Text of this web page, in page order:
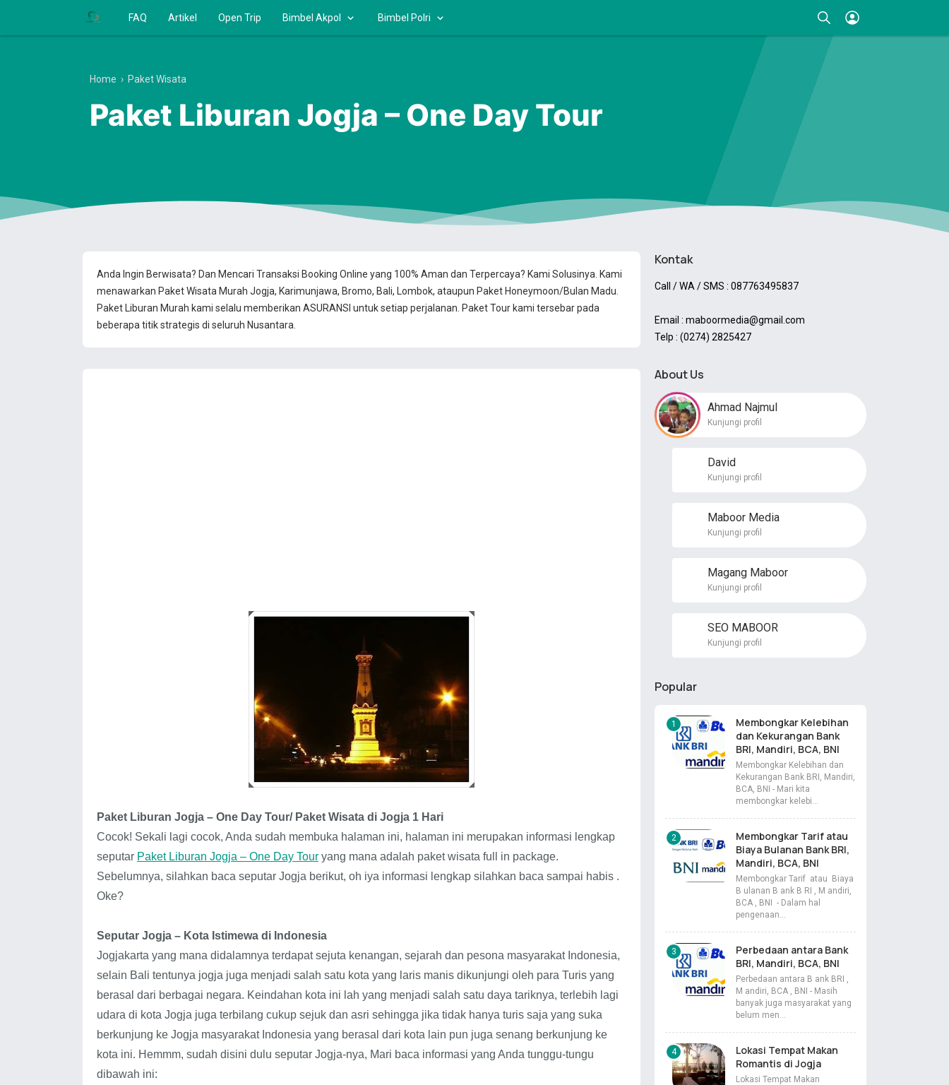
FAQ Artikel Open Trip Bimbel Akpol Bimbel Polri
Anda Ingin Berwisata? Dan Mencari Transaksi Booking Online yang 100% Aman dan Terpercaya? Kami Solusinya. Kami
menawarkan Paket Wisata Murah Jogja, Karimunjawa, Bromo, Bali, Lombok, ataupun Paket Honeymoon/Bulan Madu.
Paket Liburan Murah kami selalu memberikan ASURANSI untuk setiap perjalanan. Paket Tour kami tersebar pada
beberapa titik strategis di seluruh Nusantara.
Home › Paket Wisata
Paket Liburan Jogja – One Day Tour
Paket Liburan Jogja – One Day Tour/ Paket Wisata di Jogja 1 Hari
Cocok! Sekali lagi cocok, Anda sudah membuka halaman ini, halaman ini merupakan informasi lengkap
seputar Paket Liburan Jogja – One Day Tour yang mana adalah paket wisata full in package.
Sebelumnya, silahkan baca seputar Jogja berikut, oh iya informasi lengkap silahkan baca sampai habis .
Oke?
Seputar Jogja – Kota Istimewa di Indonesia
Jogjakarta yang mana didalamnya terdapat sejuta kenangan, sejarah dan pesona masyarakat Indonesia,
selain Bali tentunya jogja juga menjadi salah satu kota yang laris manis dikunjungi oleh para Turis yang
berasal dari berbagai negara. Keindahan kota ini lah yang menjadi salah satu daya tariknya, terlebih lagi
udara di kota Jogja juga terbilang cukup sejuk dan asri sehingga jika tidak hanya turis saja yang suka
berkunjung ke Jogja masyarakat Indonesia yang berasal dari kota lain pun juga senang berkunjung ke
kota ini. Hemmm, sudah disini dulu seputar Jogja-nya, Mari baca informasi yang Anda tunggu-tungu
dibawah ini:
Kontak
Call / WA / SMS : 087763495837
Email : maboormedia@gmail.com
Telp : (0274) 2825427
About Us
Ahmad Najmul
Kunjungi profil
David
Kunjungi profil
Maboor Media
Kunjungi profil
Magang Maboor
Kunjungi profil
SEO MABOOR
Kunjungi profil
Popular
Membongkar Kelebihan
dan Kekurangan Bank
BRI, Mandiri, BCA, BNI
Membongkar Kelebihan dan
Kekurangan Bank BRI, Mandiri,
BCA, BNI - Mari kita
membongkar kelebi…
Membongkar Tarif atau
Biaya Bulanan Bank BRI,
Mandiri, BCA, BNI
Membongkar Tarif atau Biaya
B ulanan B ank B RI , M andiri,
BCA , BNI - Dalam hal
pengenaan…
Perbedaan antara Bank
BRI, Mandiri, BCA, BNI
Perbedaan antara B ank BRI ,
M andiri, BCA , BNI - Masih
banyak juga masyarakat yang
belum men…
Lokasi Tempat Makan
Romantis di Jogja
Lokasi Tempat Makan